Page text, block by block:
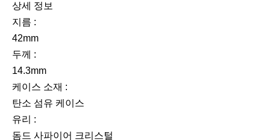
상세 정보
지름 :
42mm
두께 :
14.3mm
케이스 소재 :
탄소 섬유 케이스
유리 :
돔드 사파이어 크리스털